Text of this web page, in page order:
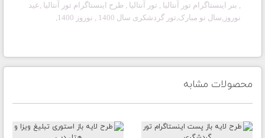
, بنر اینستاگرام تور
آنتالیا , تور آنتالیا , طرح اینستاگرام تور آنتالیا , عید
نوروز,سال نو مبارک,تور گردشکری سال 1400 , نوروز 1400,
محصولات مشابه